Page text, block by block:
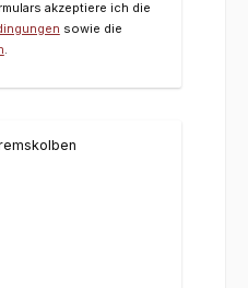
akzeptiere ich die
sowie die
.